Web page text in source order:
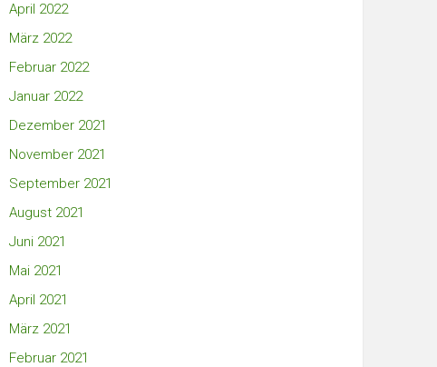
April 2022
März 2022
Februar 2022
Januar 2022
Dezember 2021
November 2021
September 2021
August 2021
Juni 2021
Mai 2021
April 2021
März 2021
Februar 2021